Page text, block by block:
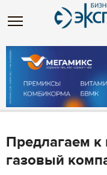
Предлагаем к
газовый